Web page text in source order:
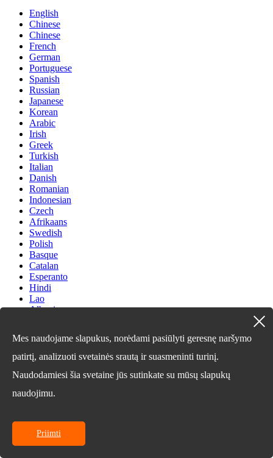
English
Chinese
Chinese
French
German
Portuguese
Spanish
Russian
Japanese
Korean
Arabic
Irish
Greek
Turkish
Italian
Danish
Romanian
Indonesian
Czech
Afrikaans
Swedish
Polish
Basque
Catalan
Esperanto
Hindi
Lao
Albanian
Azerbaijani
Belarusian
Bengali
Bosnian
Cebuano
Corsican
Croatian
Mes naudojame slapukus, norėdami pasiūlyti geresnę naršymo
patirtį, analizuoti svetainės srautą ir suasmeninti turinį.
Naudodamiesi šia svetaine jūs sutinkate su mūsų slapukų
naudojimu.
Priimti